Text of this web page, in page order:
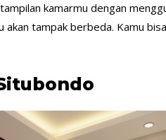
kamarmu dengan
tampak berbeda. Kamu